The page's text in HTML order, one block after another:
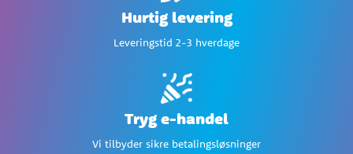
Hurtig levering
Leveringstid 2-3 hverdage
Tryg e-handel
Vi tilbyder sikre betalingsløsninger